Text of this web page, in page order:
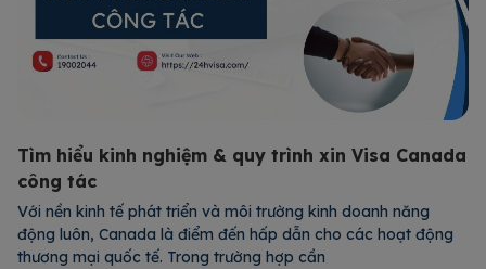
Tìm hiểu kinh nghiệm & quy trình xin Visa Canada
công tác
Với nền kinh tế phát triển và môi trường kinh doanh năng
động luôn, Canada là điểm đến hấp dẫn cho các hoạt động
thương mại quốc tế. Trong trường hợp cần